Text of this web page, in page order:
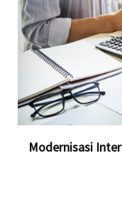
Modernisasi